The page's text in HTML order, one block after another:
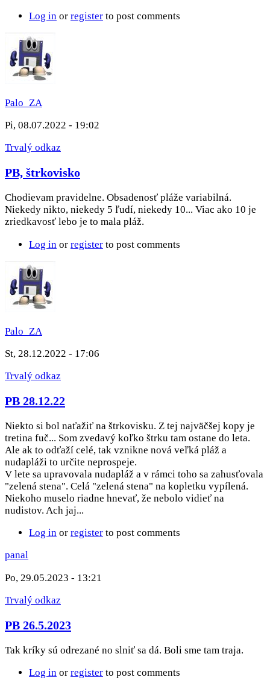
Log in or register to post comments
Palo_ZA
Pi, 08.07.2022 - 19:02
Trvalý odkaz
PB, štrkovisko
Chodievam pravidelne. Obsadenosť pláže variabilná.
Niekedy nikto, niekedy 5 ľudí, niekedy 10... Viac ako 10 je
zriedkavosť lebo je to mala pláž.
Log in or register to post comments
Palo_ZA
St, 28.12.2022 - 17:06
Trvalý odkaz
PB 28.12.22
Niekto si bol naťažiť na štrkovisku. Z tej najväčšej kopy je
tretina fuč... Som zvedavý koľko štrku tam ostane do leta.
Ale ak to odťaží celé, tak vznikne nová veľká pláž a
nudapláži to určite neprospeje.
V lete sa upravovala nudapláž a v rámci toho sa zahusťovala
"zelená stena". Celá "zelená stena" na kopletku vypílená.
Niekoho muselo riadne hnevať, že nebolo vidieť na
nudistov. Ach jaj...
Log in or register to post comments
panal
Po, 29.05.2023 - 13:21
Trvalý odkaz
PB 26.5.2023
Tak kríky sú odrezané no slniť sa dá. Boli sme tam traja.
Log in or register to post comments